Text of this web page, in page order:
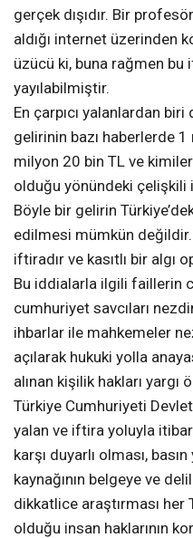
gerçek dışıdır. Bir
aldığı internet üzerinden
üzücü ki, buna rağmen bu
yayılabilmiştir.
En çarpıcı yalanlardan
gelirinin bazı haberlerde 1
milyon 20 bin TL ve
olduğu yönündeki çelişkili
Böyle bir gelirin
edilmesi mümkün değildir.
iftiradır ve kasıtlı bir algı
Bu iddialarla ilgili faillerin
cumhuriyet savcıları
ihbarlar ile mahkemeler
açılarak hukuki yolla
alınan kişilik hakları yargı
Türkiye Cumhuriyeti
yalan ve iftira yoluyla
karşı duyarlı olması,
kaynağının belgeye ve
dikkatlice araştırması her
olduğu insan haklarının